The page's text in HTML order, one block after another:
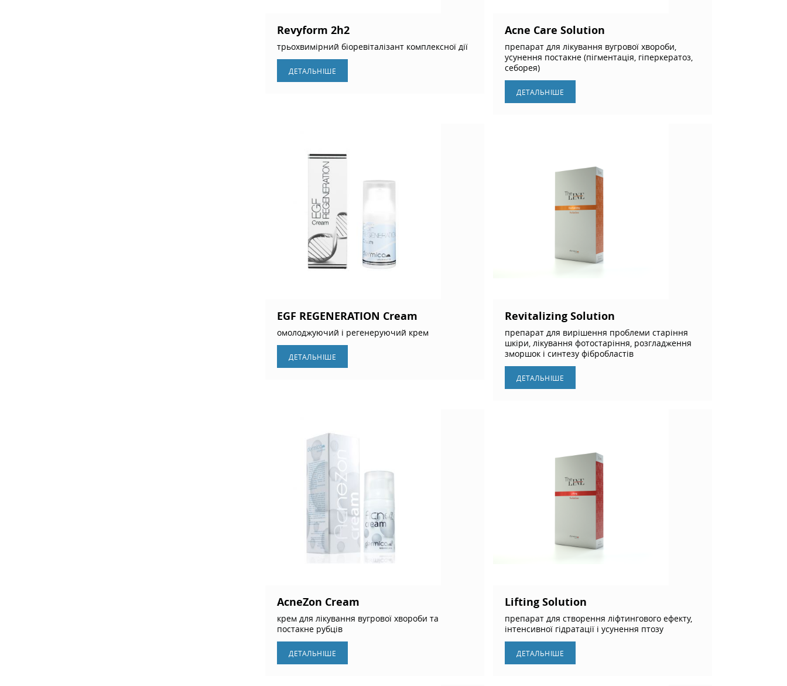
Revyform 2h2
трьохвимірний біоревіталізант комплексної дії
ДЕТАЛЬНIШЕ
Acne Care Solution
препарат для лікування вугрової хвороби,
усунення постакне (пігментація, гіперкератоз,
себорея)
ДЕТАЛЬНIШЕ
EGF REGENERATION Cream
омолоджуючий і регенеруючий крем
ДЕТАЛЬНIШЕ
Revitalizing Solution
препарат для вирішення проблеми старіння
шкіри, лікування фотостаріння, розгладження
зморшок і синтезу фібробластів
ДЕТАЛЬНIШЕ
AcneZon Cream
крем для лікування вугрової хвороби та
постакне рубців
ДЕТАЛЬНIШЕ
Lifting Solution
препарат для створення ліфтингового ефекту,
інтенсивної гідратації і усунення птозу
ДЕТАЛЬНIШЕ